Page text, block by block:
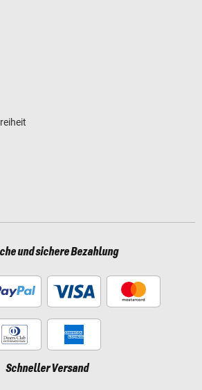
und sichere Bezahlung
Schneller Versand